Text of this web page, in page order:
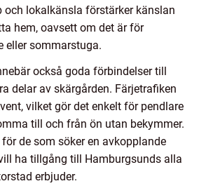
och lokalkänsla förstärker känslan
hem, oavsett om det är för
eller sommarstuga.
också goda förbindelser till
delar av skärgården. Färjetrafiken
vilket gör det enkelt för pendlare
till och från ön utan bekymmer.
de som söker en avkopplande
ha tillgång till Hamburgsunds alla
erbjuder.